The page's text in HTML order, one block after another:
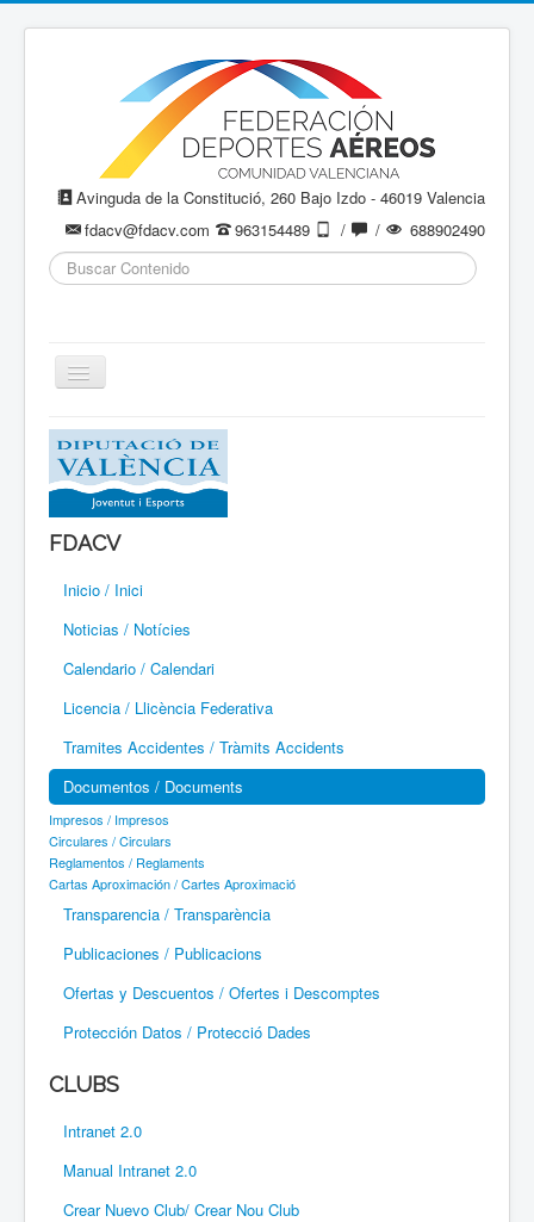
Avinguda de la Constitució, 260 Bajo Izdo - 46019 Valencia
fdacv@fdacv.com
963154489 / /
688902490
Buscar...
Cambiar
navegación
Aeromodelismo / Aeromodelisme
Ala Delta
Paracaidismo / Paracaigudisme
Parapente / Parapent
Ultraligeros / Ultralleugers
Vuelo Con Motor / Vol Amb Motor
FDACV
Inicio / Inici
Noticias / Notícies
Calendario / Calendari
Licencia / Llicència Federativa
Tramites Accidentes / Tràmits Accidents
Documentos / Documents
Impresos / Impresos
Circulares / Circulars
Reglamentos / Reglaments
Cartas Aproximación / Cartes Aproximació
Transparencia / Transparència
Publicaciones / Publicacions
Ofertas y Descuentos / Ofertes i Descomptes
Protección Datos / Protecció Dades
CLUBS
Intranet 2.0
Manual Intranet 2.0
Crear Nuevo Club/ Crear Nou Club